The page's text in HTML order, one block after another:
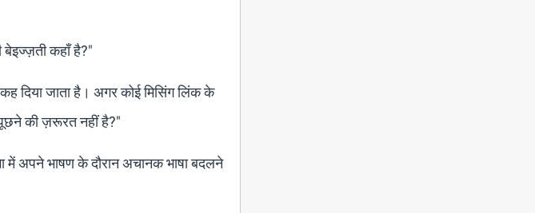
बेइज्ज़ती कहाँ है?"
दिया जाता है। अगर कोई मिसिंग लिंक के
पूछने की ज़रूरत नहीं है?"
अपने भाषण के दौरान अचानक भाषा बदलने